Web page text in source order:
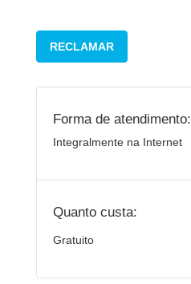
RECLAMAR
Forma de atendimento:
Integralmente na Internet
Quanto custa:
Gratuito